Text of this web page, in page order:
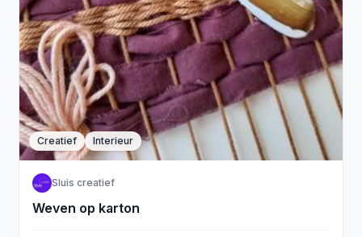
Creatief Interieur
Sluis creatief
Weven op karton